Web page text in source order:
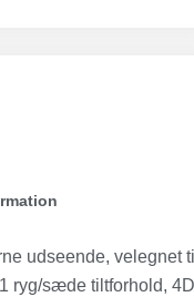
udseende,
ryg/sæde tiltforhold,